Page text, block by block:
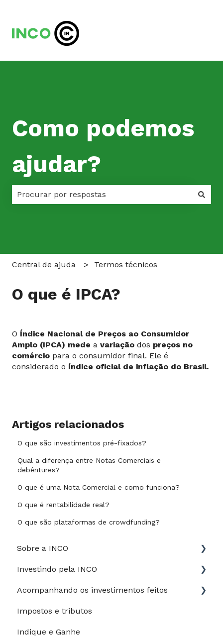
Como podemos
ajudar?
Central de ajuda Termos técnicos
O que é IPCA?
O Índice Nacional de Preços ao Consumidor
Amplo (IPCA) mede a variação dos preços no
comércio para o consumidor final. Ele é
considerado o índice oficial de inflação do Brasil.
Artigos relacionados
O que são investimentos pré-fixados?
Qual a diferença entre Notas Comerciais e
debêntures?
O que é uma Nota Comercial e como funciona?
O que é rentabilidade real?
O que são plataformas de crowdfunding?
Sobre a INCO
Jurídico
Investindo pela INCO
Perfil de risco
Guia do Investidor
Depósitos e saques
Acompanhando os investimentos feitos
Meus investimentos
Meu desempenho
Impostos e tributos
Indique e Ganhe